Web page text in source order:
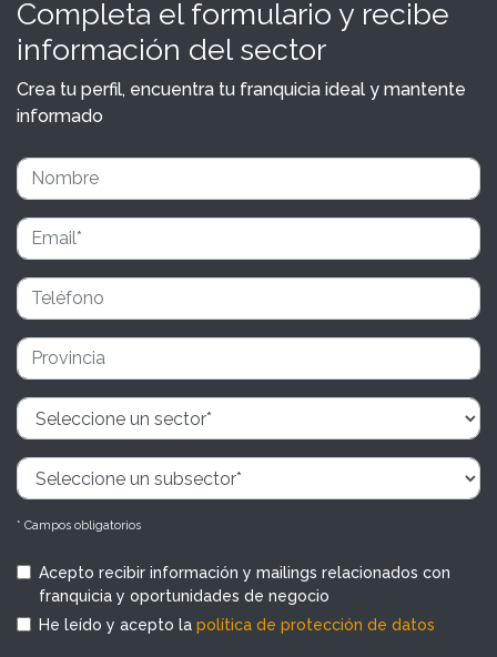
Completa el formulario y recibe
información del sector
Crea tu perfil, encuentra tu franquicia ideal y mantente
informado
* Campos obligatorios
Acepto recibir información y mailings relacionados con
franquicia y oportunidades de negocio
He leído y acepto la política de protección de datos